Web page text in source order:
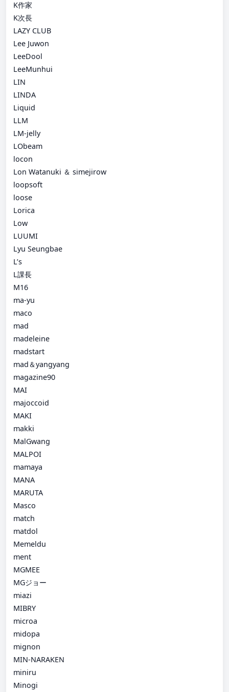
K作家
K次長
LAZY CLUB
Lee Juwon
LeeDool
LeeMunhui
LIN
LINDA
Liquid
LLM
LM-jelly
LObeam
locon
Lon Watanuki ＆ simejirow
loopsoft
loose
Lorica
Low
LUUMI
Lyu Seungbae
L’s
L課長
M16
ma-yu
maco
mad
madeleine
madstart
mad＆yangyang
magazine90
MAI
majoccoid
MAKI
makki
MalGwang
MALPOI
mamaya
MANA
MARUTA
Masco
match
matdol
Memeldu
ment
MGMEE
MGジョー
miazi
MIBRY
microa
midopa
mignon
MIN-NARAKEN
miniru
Minogi